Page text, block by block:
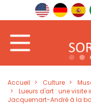
Accueil Culture
Lueurs d'art : une
Jacquemart-André à la